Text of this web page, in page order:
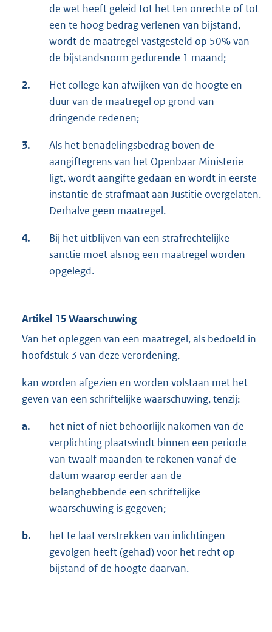
de wet heeft geleid tot het ten onrechte of tot
een te hoog bedrag verlenen van bijstand,
wordt de maatregel vastgesteld op 50% van
de bijstandsnorm gedurende 1 maand;
2.
Het college kan afwijken van de hoogte en
duur van de maatregel op grond van
dringende redenen;
3.
Als het benadelingsbedrag boven de
aangiftegrens van het Openbaar Ministerie
ligt, wordt aangifte gedaan en wordt in eerste
instantie de strafmaat aan Justitie overgelaten.
Derhalve geen maatregel.
4.
Bij het uitblijven van een strafrechtelijke
sanctie moet alsnog een maatregel worden
opgelegd.
Artikel 15 Waarschuwing
Van het opleggen van een maatregel, als bedoeld in
hoofdstuk 3 van deze verordening,
kan worden afgezien en worden volstaan met het
geven van een schriftelijke waarschuwing, tenzij:
a.
het niet of niet behoorlijk nakomen van de
verplichting plaatsvindt binnen een periode
van twaalf maanden te rekenen vanaf de
datum waarop eerder aan de
belanghebbende een schriftelijke
waarschuwing is gegeven;
b.
het te laat verstrekken van inlichtingen
gevolgen heeft (gehad) voor het recht op
bijstand of de hoogte daarvan.